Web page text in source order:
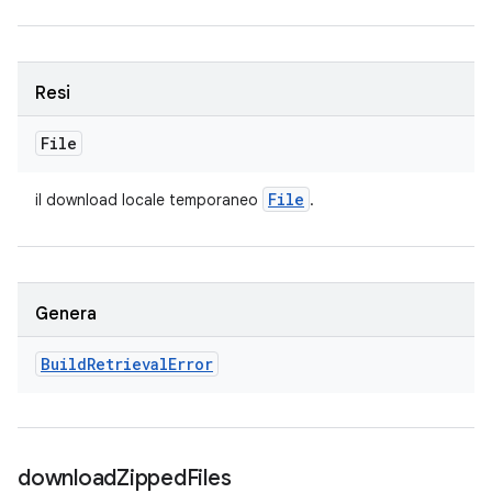
Resi
File
il download locale temporaneo File .
Genera
BuildRetrievalError
downloadZippedFiles